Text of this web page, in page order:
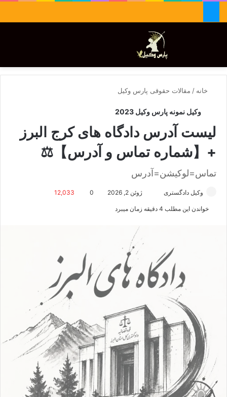
تغییر پوسته
خانه / مقالات حقوقی پارس وکیل
وکیل نمونه پارس وکیل 2023
لیست آدرس دادگاه های کرج البرز
+【شماره تماس و آدرس】⚖️
تماس=لوکیشن=آدرس
وکیل دادگستری
ی
م
ژوئن 2, 2026 0
12,033
خواندن این مطلب 4 دقیقه زمان میبرد